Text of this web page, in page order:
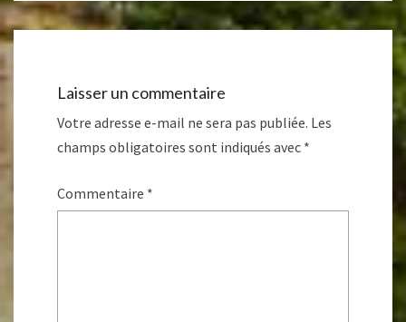
Laisser un commentaire
Votre adresse e-mail ne sera pas publiée. Les
champs obligatoires sont indiqués avec *
Commentaire *